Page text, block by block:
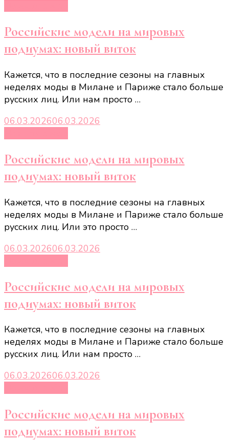
Российские модели на мировых
подиумах: новый виток
Кажется, что в последние сезоны на главных
неделях моды в Милане и Париже стало больше
русских лиц. Или нам просто …
06.03.202606.03.2026
Российские модели на мировых
подиумах: новый виток
Кажется, что в последние сезоны на главных
неделях моды в Милане и Париже стало больше
русских лиц. Или это просто …
06.03.202606.03.2026
Российские модели на мировых
подиумах: новый виток
Кажется, что в последние сезоны на главных
неделях моды в Милане и Париже стало больше
русских лиц. Или нам просто …
06.03.202606.03.2026
Российские модели на мировых
подиумах: новый виток